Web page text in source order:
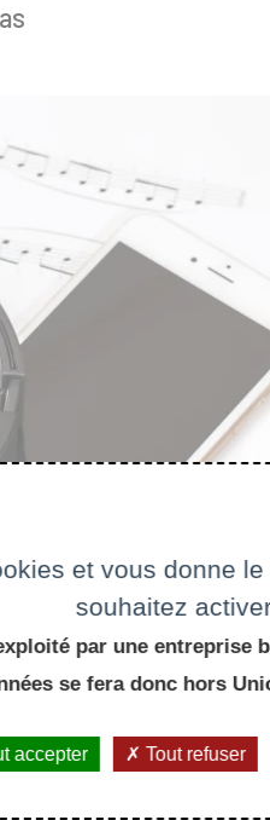
et vous donne
souhaitez
par une entreprise
se fera donc hors
accepter Tout refuser